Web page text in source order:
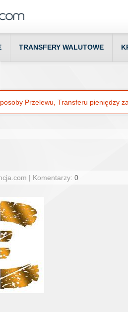
TRANSFERY WALUTOWE
Przelewu, Transferu pieniędzy
| Komentarzy: 0